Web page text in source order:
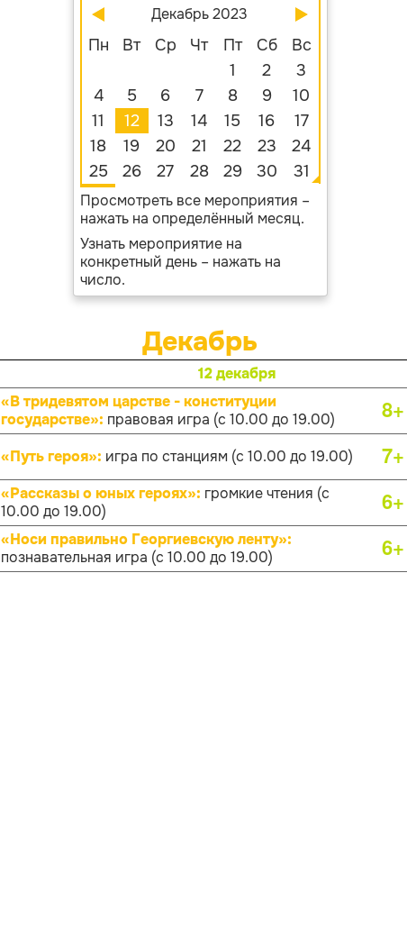
Декабрь 2023
Пн Вт Ср Чт Пт Сб
Вс
1
2
3
4
5 6 7 8 9
10
11
12 13 14 15 16
17
18
19 20 21 22 23
24
25
26 27 28 29 30 31
Просмотреть все мероприятия –
нажать на определённый месяц.
Узнать мероприятие на
конкретный день – нажать на
число.
Декабрь
12 декабря
«В тридевятом царстве - конституции
государстве»: правовая игра (с 10.00 до 19.00) 8+
«Путь героя»: игра по станциям (с 10.00 до 19.00) 7+
«Рассказы о юных героях»: громкие чтения (с
10.00 до 19.00)
6+
«Носи правильно Георгиевскую ленту»:
познавательная игра (с 10.00 до 19.00)
6+